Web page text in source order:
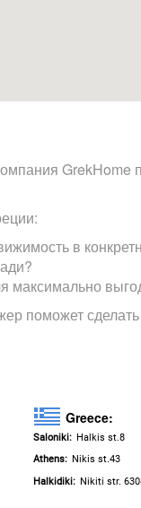
GrekHome
в
максимально
поможет
Greece:
Saloniki: Halkis st.8
Athens: Nikis st.43
Halkidiki: Nikiti str.